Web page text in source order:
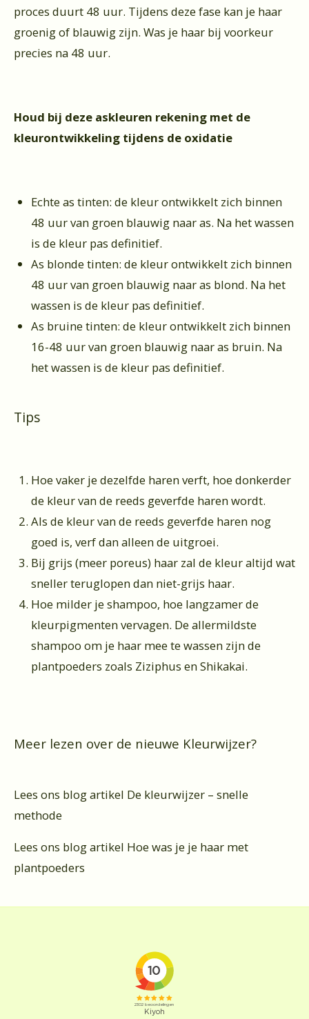
proces duurt 48 uur. Tijdens deze fase kan je haar
groenig of blauwig zijn. Was je haar bij voorkeur
precies na 48 uur.
Houd bij deze askleuren rekening met de
kleurontwikkeling tijdens de oxidatie
Echte as tinten: de kleur ontwikkelt zich binnen
48 uur van groen blauwig naar as. Na het wassen
is de kleur pas definitief.
As blonde tinten: de kleur ontwikkelt zich binnen
48 uur van groen blauwig naar as blond. Na het
wassen is de kleur pas definitief.
As bruine tinten: de kleur ontwikkelt zich binnen
16-48 uur van groen blauwig naar as bruin. Na
het wassen is de kleur pas definitief.
Tips
Hoe vaker je dezelfde haren verft, hoe donkerder
de kleur van de reeds geverfde haren wordt.
Als de kleur van de reeds geverfde haren nog
goed is, verf dan alleen de uitgroei.
Bij grijs (meer poreus) haar zal de kleur altijd wat
sneller teruglopen dan niet-grijs haar.
Hoe milder je shampoo, hoe langzamer de
kleurpigmenten vervagen. De allermildste
shampoo om je haar mee te wassen zijn de
plantpoeders zoals Ziziphus en Shikakai.
Meer lezen over de nieuwe Kleurwijzer?
Lees ons blog artikel De kleurwijzer – snelle
methode
Lees ons blog artikel Hoe was je je haar met
plantpoeders